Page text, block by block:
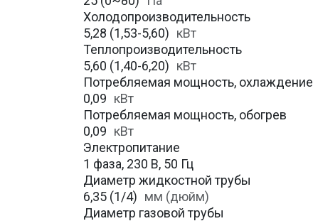
Холодопроизводительность
5,28 (1,53-5,60) кВт
Теплопроизводительность
5,60 (1,40-6,20) кВт
Потребляемая мощность, охлаждение
0,09 кВт
Потребляемая мощность, обогрев
0,09 кВт
Электропитание
1 фаза, 230 В, 50 Гц
Диаметр жидкостной трубы
6,35 (1/4) мм (дюйм)
Диаметр газовой трубы